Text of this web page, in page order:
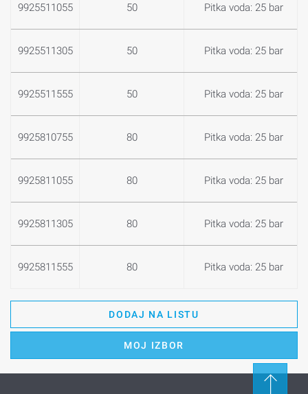
9925511055 50 Pitka voda: 25 bar
9925511305 50 Pitka voda: 25 bar
9925511555 50 Pitka voda: 25 bar
9925810755 80 Pitka voda: 25 bar
9925811055 80 Pitka voda: 25 bar
9925811305 80 Pitka voda: 25 bar
9925811555 80 Pitka voda: 25 bar
DODAJ NA LISTU
MOJ IZBOR